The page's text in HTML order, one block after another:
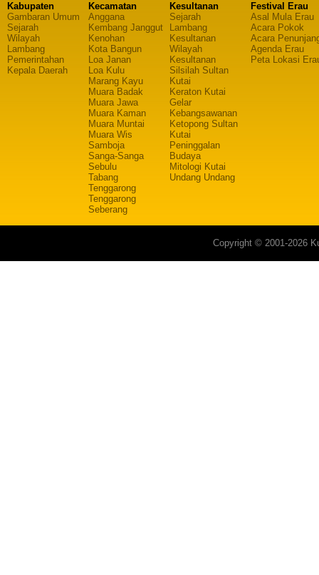
Kabupaten
Gambaran Umum
Sejarah
Wilayah
Lambang
Pemerintahan
Kepala Daerah
Kecamatan
Anggana
Kembang Janggut
Kenohan
Kota Bangun
Loa Janan
Loa Kulu
Marang Kayu
Muara Badak
Muara Jawa
Muara Kaman
Muara Muntai
Muara Wis
Samboja
Sanga-Sanga
Sebulu
Tabang
Tenggarong
Tenggarong
Seberang
Kesultanan
Sejarah
Lambang
Kesultanan
Wilayah
Kesultanan
Silsilah Sultan
Kutai
Keraton Kutai
Gelar
Kebangsawanan
Ketopong Sultan
Kutai
Peninggalan
Budaya
Mitologi Kutai
Undang Undang
Festival Erau
Asal Mula Erau
Acara Pokok
Acara
Agenda Erau
Peta Lokasi
Copyright © 2001-2026